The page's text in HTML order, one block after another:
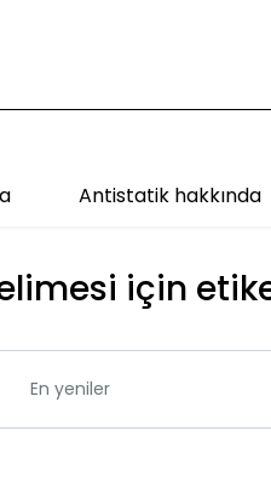
Antistatik hakkında
için
En yeniler